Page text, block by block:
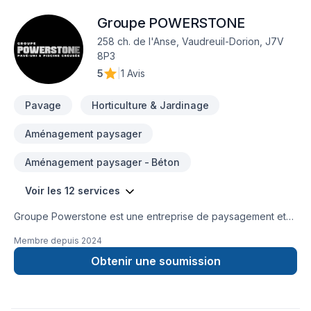
gratuitePaysagement S.S 514-882-8125Merci au plaisir
Groupe POWERSTONE
258 ch. de l'Anse, Vaudreuil-Dorion, J7V
8P3
5
1 Avis
Pavage Horticulture & Jardinage
Aménagement paysager
Aménagement paysager - Béton
Voir les 12 services
Groupe Powerstone est une entreprise de paysagement et
grande région de Montréal, spécialisée dans les projets
extérieurs de haute qualité pour les propriétés résidentielles.
Grâce à notre expertise en maçonnerie, installation de pavé
Membre depuis 2024
Obtenir une soumission